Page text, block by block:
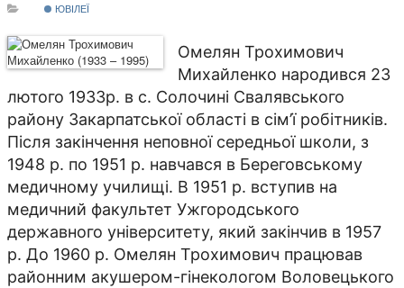
ЮВІЛЕЇ
Омелян Трохимович
Михайленко народився 23
лютого 1933р. в с. Солочині Свалявського
району Закарпатської області в сім’ї робітників.
Після закінчення неповної середньої школи, з
1948 р. по 1951 р. навчався в Береговському
медичному училищі. В 1951 р. вступив на
медичний факультет Ужгородського
державного університету, який закінчив в 1957
р. До 1960 р. Омелян Трохимович працював
районним акушером-гінекологом Воловецького